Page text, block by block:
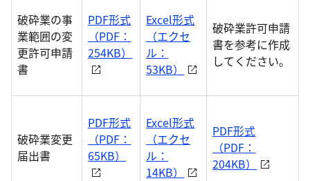
破砕業の事
業範囲の変
更許可申請
書
PDF形式
（PDF：
254KB）
Excel形式
（エクセ
ル：
53KB）
破砕業許可申請
書を参考に作成
してください。
破砕業変更
届出書
PDF形式
（PDF：
65KB）
Excel形式
（エクセ
ル：
14KB）
PDF形式
（PDF：
204KB）